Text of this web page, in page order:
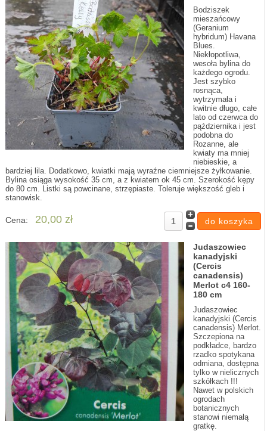
Bodziszek
mieszańcowy
(Geranium
hybridum) Havana
Blues.
Niekłopotliwa,
wesoła bylina do
każdego ogrodu.
Jest szybko
rosnąca,
wytrzymała i
kwitnie długo, całe
lato od czerwca do
pąździernika i jest
podobna do
Rozanne, ale
kwiaty ma mniej
niebieskie, a
bardziej lila. Dodatkowo, kwiatki mają wyraźne ciemniejsze żyłkowanie.
Bylina osiąga wysokość 35 cm, a z kwiatem ok 45 cm. Szerokość kępy
do 80 cm. Listki są powcinane, strzępiaste. Toleruje większość gleb i
stanowisk.
Cena: 20,00 zł
Judaszowiec
kanadyjski
(Cercis
canadensis)
Merlot c4 160-
180 cm
Judaszowiec
kanadyjski (Cercis
canadensis) Merlot.
Szczepiona na
podkładce, bardzo
rzadko spotykana
odmiana, dostępna
tylko w nielicznych
szkółkach !!!
Nawet w polskich
ogrodach
botanicznych
stanowi niemałą
gratkę.